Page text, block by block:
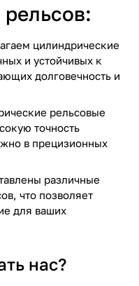
цилиндрические
и устойчивых к
долговечность и
рельсовые
точность
в прецизионных
различные
что позволяет
для ваших
нас?